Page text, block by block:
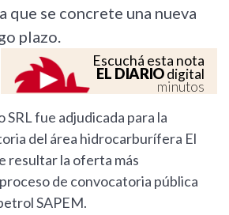
que se concrete una nueva
plazo.
Escuchá esta nota
EL DIARIOdigital
minutos
SRL fue adjudicada para la
del área hidrocarburífera El
resultar la oferta más
de convocatoria pública
SAPEM.